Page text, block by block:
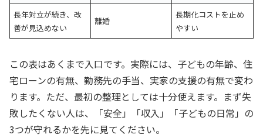
長年対立が続き、改
善が見込めない
離婚
長期化コストを止め
やすい
この表はあくまで入口です。実際には、子どもの年齢、住
宅ローンの有無、勤務先の手当、実家の支援の有無で変わ
ります。ただ、最初の整理としては十分使えます。まず失
敗したくない人は、「安全」「収入」「子どもの日常」の
3つが守れるかを先に見てください。